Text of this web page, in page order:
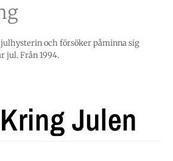
och försöker påminna sig
jul. Från 1994.
Julen